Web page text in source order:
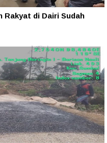
Rakyat di Dairi Sudah